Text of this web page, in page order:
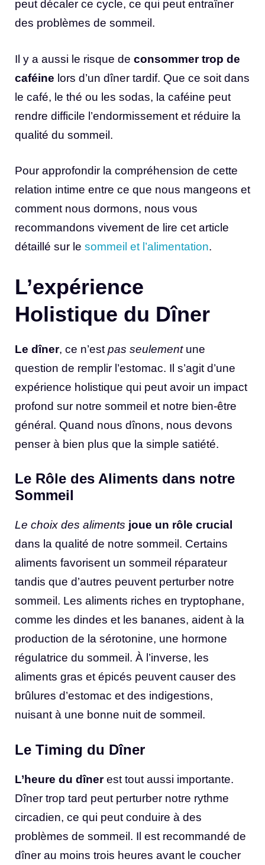
peut décaler ce cycle, ce qui peut entraîner
des problèmes de sommeil.
Il y a aussi le risque de consommer trop de
caféine lors d’un dîner tardif. Que ce soit dans
le café, le thé ou les sodas, la caféine peut
rendre difficile l’endormissement et réduire la
qualité du sommeil.
Pour approfondir la compréhension de cette
relation intime entre ce que nous mangeons et
comment nous dormons, nous vous
recommandons vivement de lire cet article
détaillé sur le sommeil et l’alimentation.
L’expérience
Holistique du Dîner
Le dîner, ce n’est pas seulementune
question de remplir l’estomac. Il s’agit d’une
expérience holistique qui peut avoir un impact
profond sur notre sommeil et notre bien-être
général. Quand nous dînons, nous devons
penser à bien plus que la simple satiété.
Le Rôle des Aliments dans notre
Sommeil
Le choix des aliments joue un rôle crucial
dans la qualité de notre sommeil. Certains
aliments favorisent un sommeil réparateur
tandis que d’autres peuvent perturber notre
sommeil. Les aliments riches en tryptophane,
comme les dindes et les bananes, aident à la
production de la sérotonine, une hormone
régulatrice du sommeil. À l’inverse, les
aliments gras et épicés peuvent causer des
brûlures d’estomac et des indigestions,
nuisant à une bonne nuit de sommeil.
Le Timing du Dîner
L’heure du dînerest tout aussi importante.
Dîner trop tard peut perturber notre rythme
circadien, ce qui peut conduire à des
problèmes de sommeil. Il est recommandé de
dîner au moins trois heures avant le coucher